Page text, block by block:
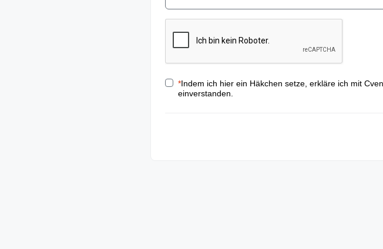
*Indem ich hier ein Häkchen setze, erkläre ich mit
einverstanden.